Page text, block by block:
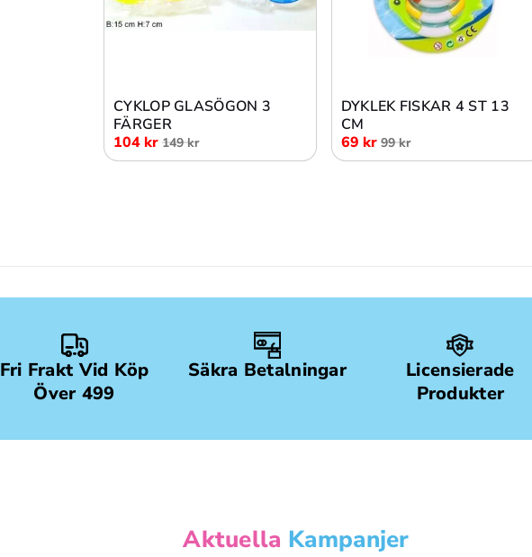
CYKLOP GLASÖGON 3
FÄRGER
104 kr 149 kr
DYKLEK FISKAR 4 ST 13
CM
69 kr 99 kr
Fri Frakt Vid Köp
Över 499
Säkra Betalningar
Licensierade
Produkter
Aktuella Kampanjer